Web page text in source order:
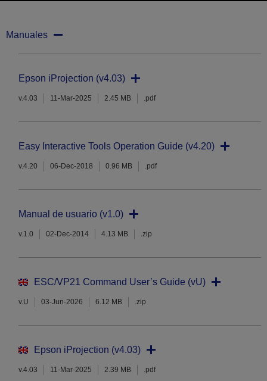
Manuales
Epson iProjection (v4.03)
v.4.03 11-Mar-2025 2.45 MB .pdf
Easy Interactive Tools Operation Guide (v4.20)
v.4.20 06-Dec-2018 0.96 MB .pdf
Manual de usuario (v1.0)
v.1.0 02-Dec-2014 4.13 MB .zip
ESC/VP21 Command User’s Guide (vU)
v.U 03-Jun-2026 6.12 MB .zip
Epson iProjection (v4.03)
v.4.03 11-Mar-2025 2.39 MB .pdf